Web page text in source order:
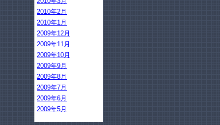
2010年2月
2010年1月
2009年12月
2009年11月
2009年10月
2009年9月
2009年8月
2009年7月
2009年6月
2009年5月